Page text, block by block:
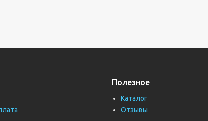
Полезное
Каталог
Отзывы